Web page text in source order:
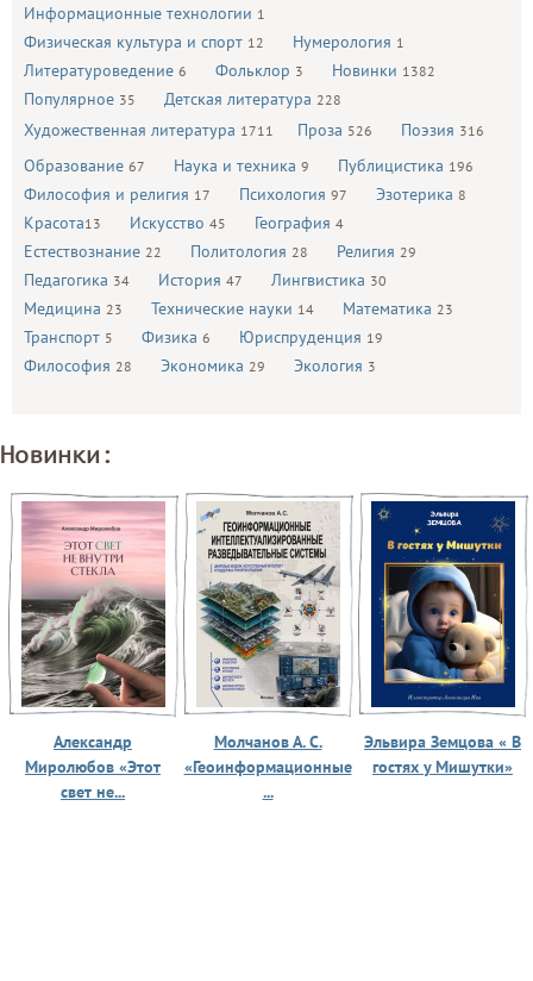
Информационные технологии 1
Физическая культура и спорт 12 Нумерология 1
Литературоведение 6 Фольклор 3 Новинки 1382
Популярное 35 Детская литература 228
Художественная литература 1711 Проза 526 Поэзия 316
Образование 67 Наука и техника 9 Публицистика 196
Философия и религия 17 Психология 97 Эзотерика 8
Красота13 Искусство 45 География 4
Естествознание 22 Политология 28 Религия 29
Педагогика 34 История 47 Лингвистика 30
Медицина 23 Технические науки 14 Математика 23
Транспорт 5 Физика 6 Юриспруденция 19
Философия 28 Экономика 29 Экология 3
Новинки:
Александр
Миролюбов «Этот
свет не...
Молчанов А. С.
«Геоинформационные
...
Эльвира Земцова « В
гостях у Мишутки»